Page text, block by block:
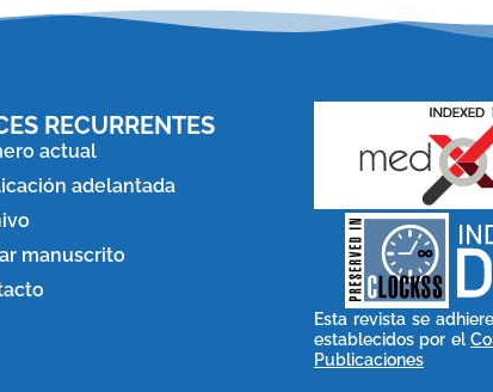
RECURRENTES
actual
adelantada
manuscrito
CLOCKSS is a dak archive
that ensures the long-
term survival of web-
based scholary
publications, governed by
and for its stakeholders.
Esta revista se
establecidos por el
Publicaciones